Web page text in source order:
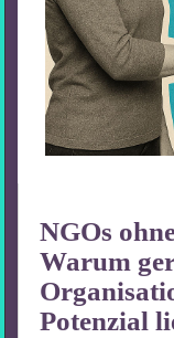
NGOs
Warum
Potenzial